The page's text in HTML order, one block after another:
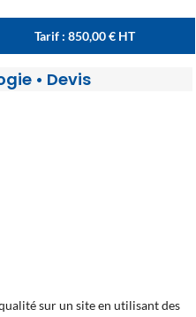
Tarif : 850,00€HT
• Devis
sur un site en utilisant des